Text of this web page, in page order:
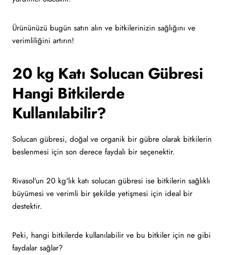
Ürününüzü bugün satın alın ve bitkilerinizin sağlığını ve
verimliliğini artırın!
20 kg Katı Solucan Gübresi
Hangi Bitkilerde
Kullanılabilir?
Solucan gübresi, doğal ve organik bir gübre olarak bitkilerin
beslenmesi için son derece faydalı bir seçenektir.
Rivasol'un 20 kg'lık katı solucan gübresi ise bitkilerin sağlıklı
büyümesi ve verimli bir şekilde yetişmesi için ideal bir
destektir.
Peki, hangi bitkilerde kullanılabilir ve bu bitkiler için ne gibi
faydalar sağlar?